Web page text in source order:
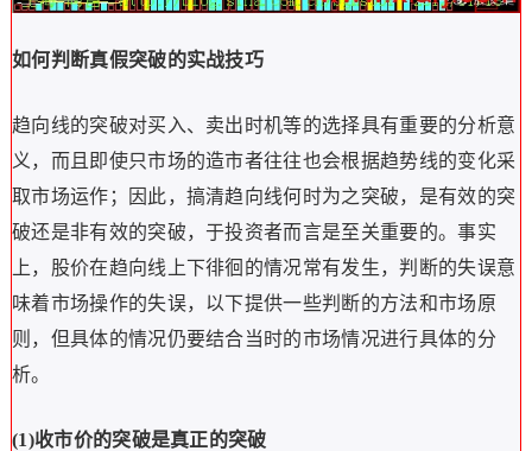
如何判断真假突破的实战技巧
趋向线的突破对买入、卖出时机等的选择具有重要的分析意
义，而且即使只市场的造市者往往也会根据趋势线的变化采
取市场运作；因此，搞清趋向线何时为之突破，是有效的突
破还是非有效的突破，于投资者而言是至关重要的。事实
上，股价在趋向线上下徘徊的情况常有发生，判断的失误意
味着市场操作的失误，以下提供一些判断的方法和市场原
则，但具体的情况仍要结合当时的市场情况进行具体的分
析。
(1)收市价的突破是真正的突破